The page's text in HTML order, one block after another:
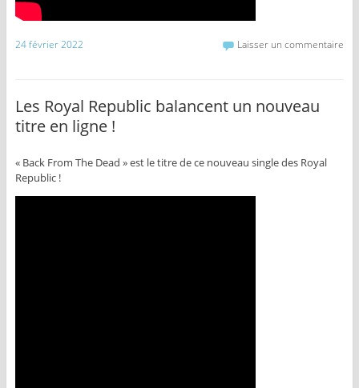
24 février 2022 Laisser un commentaire
Les Royal Republic balancent un nouveau
titre en ligne !
« Back From The Dead » est le titre de ce nouveau single des Royal
Republic !